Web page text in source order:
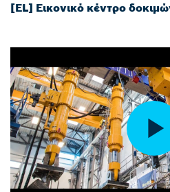
[EL] Εικονικό κέντρο